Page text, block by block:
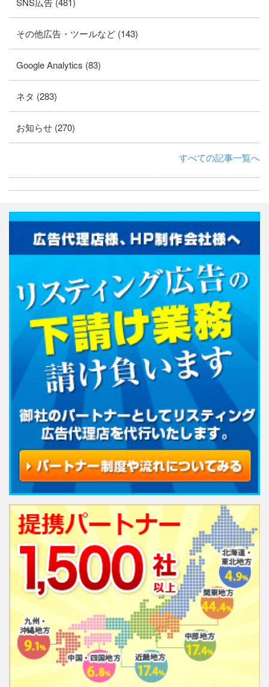
その他広告・ツールなど (143)
Google Analytics (83)
ネタ (283)
お知らせ (270)
すべての記事一覧へ